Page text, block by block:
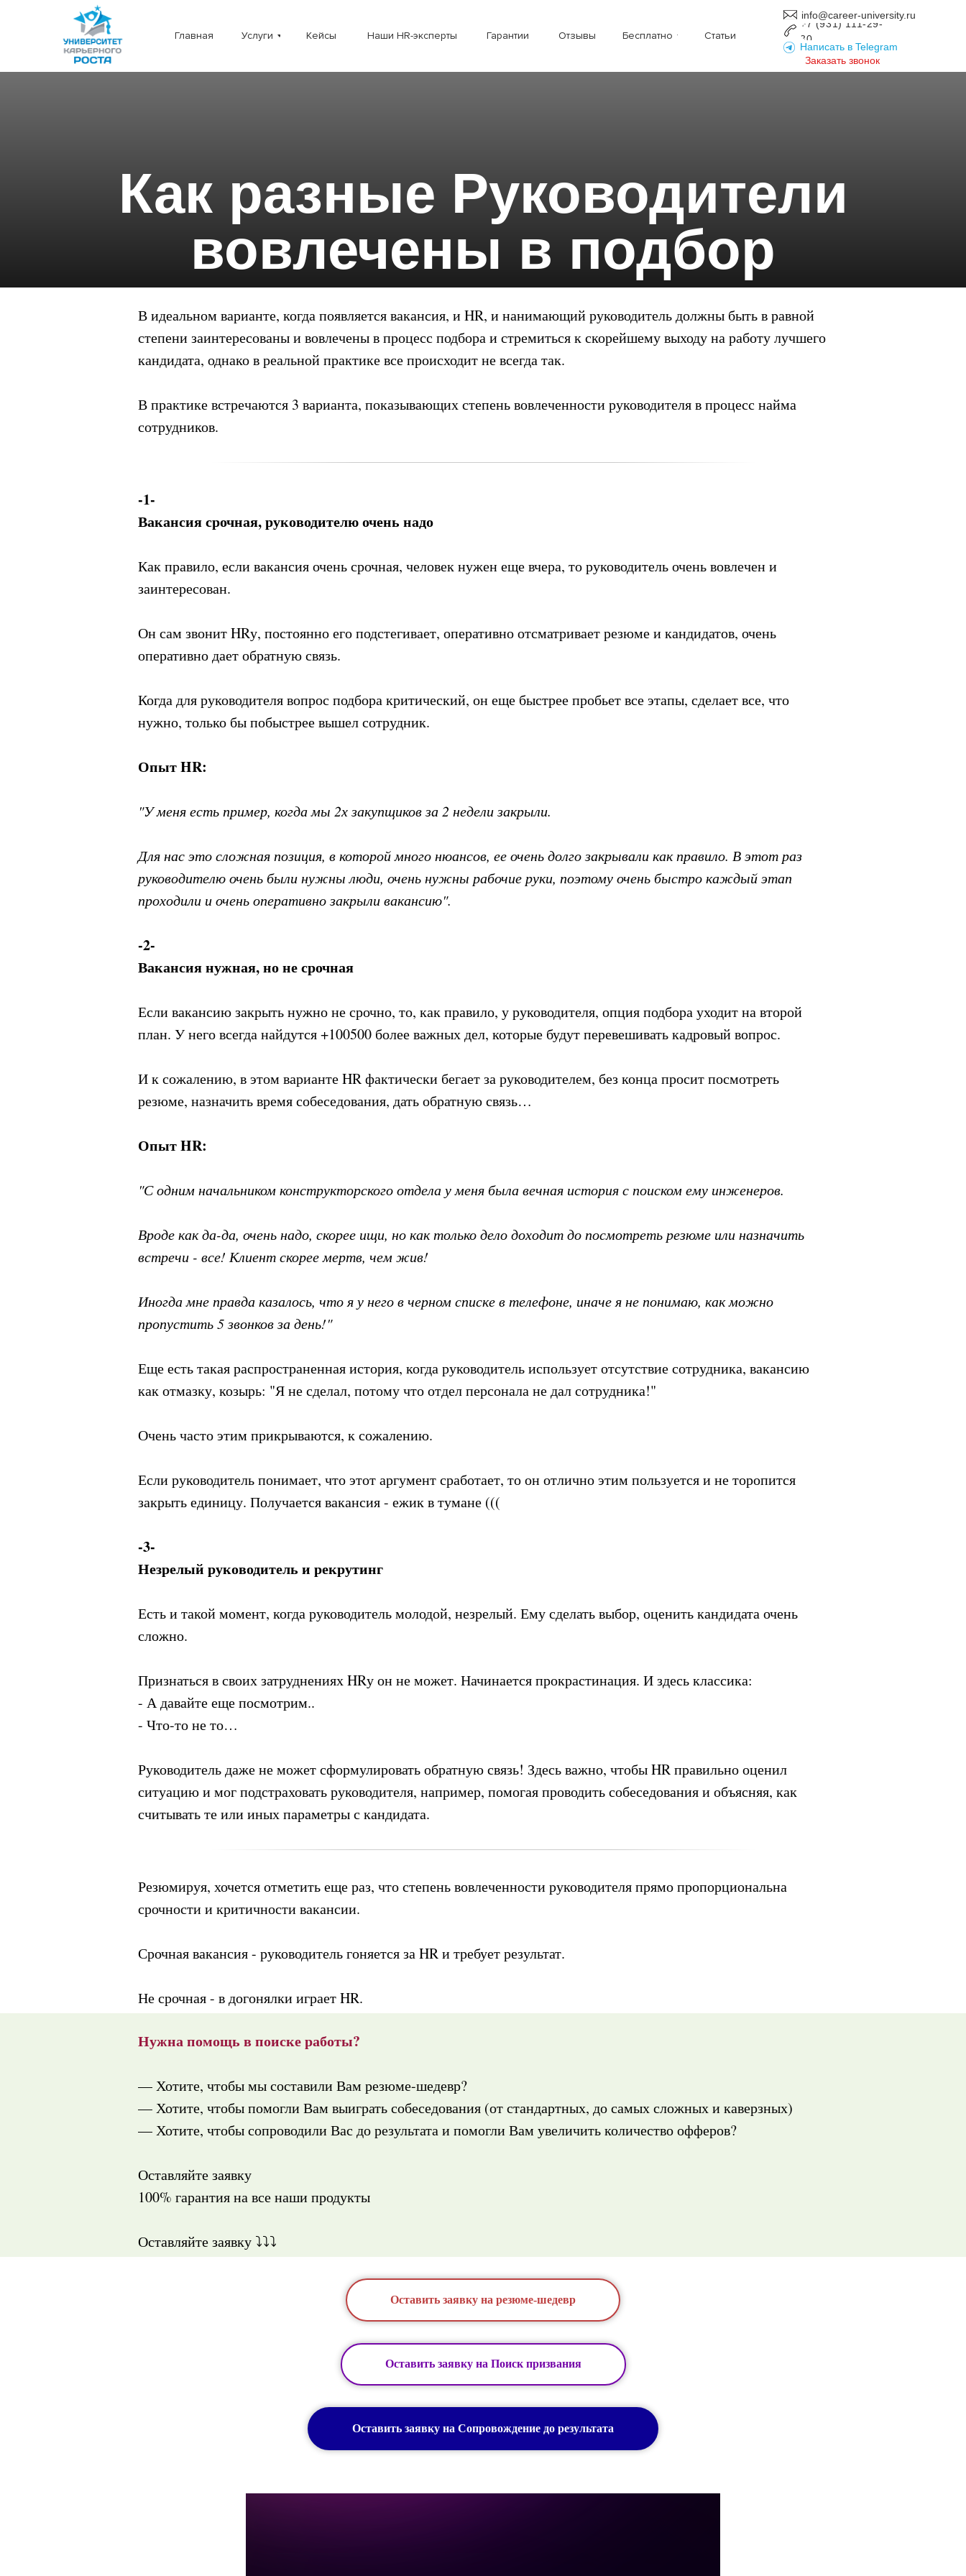
info@career-university.ru
+7 (931) 111-29-
30
Заказать звонок
Написать в Telegram
Главная Услуги Наши HR-эксперты
Кейсы Гарантии Отзывы Статьи
Бесплатно
Как разные Руководители
вовлечены в подбор
персонала
В идеальном варианте, когда появляется вакансия, и HR, и нанимающий руководитель должны быть в равной
степени заинтересованы и вовлечены в процесс подбора и стремиться к скорейшему выходу на работу лучшего
кандидата, однако в реальной практике все происходит не всегда так.
В практике встречаются 3 варианта, показывающих степень вовлеченности руководителя в процесс найма
сотрудников.
-1-
Вакансия срочная, руководителю очень надо
Как правило, если вакансия очень срочная, человек нужен еще вчера, то руководитель очень вовлечен и
заинтересован.
Он сам звонит HRу, постоянно его подстегивает, оперативно отсматривает резюме и кандидатов, очень
оперативно дает обратную связь.
Когда для руководителя вопрос подбора критический, он еще быстрее пробьет все этапы, сделает все, что
нужно, только бы побыстрее вышел сотрудник.
Опыт HR:
"У меня есть пример, когда мы 2х закупщиков за 2 недели закрыли.
Для нас это сложная позиция, в которой много нюансов, ее очень долго закрывали как правило. В этот раз
руководителю очень были нужны люди, очень нужны рабочие руки, поэтому очень быстро каждый этап
проходили и очень оперативно закрыли вакансию".
-2-
Вакансия нужная, но не срочная
Если вакансию закрыть нужно не срочно, то, как правило, у руководителя, опция подбора уходит на второй
план. У него всегда найдутся +100500 более важных дел, которые будут перевешивать кадровый вопрос.
И к сожалению, в этом варианте HR фактически бегает за руководителем, без конца просит посмотреть
резюме, назначить время собеседования, дать обратную связь…
Опыт HR:
"С одним начальником конструкторского отдела у меня была вечная история с поиском ему инженеров.
Вроде как да-да, очень надо, скорее ищи, но как только дело доходит до посмотреть резюме или назначить
встречи - все! Клиент скорее мертв, чем жив!
Иногда мне правда казалось, что я у него в черном списке в телефоне, иначе я не понимаю, как можно
пропустить 5 звонков за день!"
Еще есть такая распространенная история, когда руководитель использует отсутствие сотрудника, вакансию
как отмазку, козырь: "Я не сделал, потому что отдел персонала не дал сотрудника!"
Очень часто этим прикрываются, к сожалению.
Если руководитель понимает, что этот аргумент сработает, то он отлично этим пользуется и не торопится
закрыть единицу. Получается вакансия - ежик в тумане (((
-3-
Незрелый руководитель и рекрутинг
Есть и такой момент, когда руководитель молодой, незрелый. Ему сделать выбор, оценить кандидата очень
сложно.
Признаться в своих затруднениях HRу он не может. Начинается прокрастинация. И здесь классика:
- А давайте еще посмотрим..
- Что-то не то…
Руководитель даже не может сформулировать обратную связь! Здесь важно, чтобы HR правильно оценил
ситуацию и мог подстраховать руководителя, например, помогая проводить собеседования и объясняя, как
считывать те или иных параметры с кандидата.
Резюмируя, хочется отметить еще раз, что степень вовлеченности руководителя прямо пропорциональна
срочности и критичности вакансии.
Срочная вакансия - руководитель гоняется за HR и требует результат.
Не срочная - в догонялки играет HR.
Нужна помощь в поиске работы?
— Хотите, чтобы мы составили Вам резюме-шедевр?
— Хотите, чтобы помогли Вам выиграть собеседования (от стандартных, до самых сложных и каверзных)
— Хотите, чтобы сопроводили Вас до результата и помогли Вам увеличить количество офферов?
Оставляйте заявку
100% гарантия на все наши продукты
Оставляйте заявку ⤵️⤵️⤵️
Оставить заявку на резюме-шедевр
Оставить заявку на Поиск призвания
Оставить заявку на Сопровождение до результата